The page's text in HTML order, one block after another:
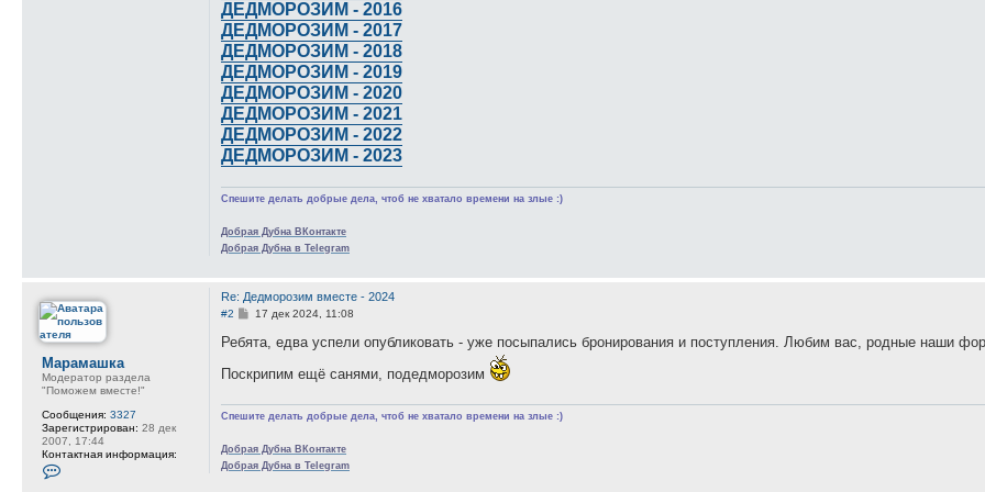
ДЕДМОРОЗИМ - 2016
ДЕДМОРОЗИМ - 2017
ДЕДМОРОЗИМ - 2018
ДЕДМОРОЗИМ - 2019
ДЕДМОРОЗИМ - 2020
ДЕДМОРОЗИМ - 2021
ДЕДМОРОЗИМ - 2022
ДЕДМОРОЗИМ - 2023
Спешите делать добрые дела, чтоб не хватало времени на злые :)
Добрая Дубна ВКонтакте
Добрая Дубна в Telegram
Марамашка
Модератор раздела
"Поможем вместе!"
Сообщения: 3327
Зарегистрирован: 28 дек
2007, 17:44
Контактная информация:
Re: Дедморозим вместе - 2024
#2
С
о
е
и
е
17 дек 2024, 11:08
Ребята, едва успели опубликовать - уже посыпались бронирования и поступления. Любим вас, родные наши
Поскрипим ещё санями, подедморозим
Спешите делать добрые дела, чтоб не хватало времени на злые :)
Добрая Дубна ВКонтакте
Добрая Дубна в Telegram